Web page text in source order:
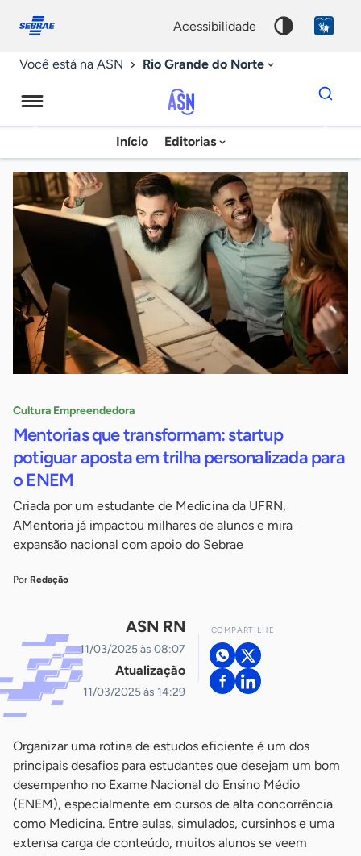
conosco
acessibilidade
Você está na ASN Rio Grande do Norte
Agência
Sebrae
de
Notícias
Início Editorias
Dados
para
chave
Cultura Empreendedora
Mentorias que transformam: startup
potiguar aposta em trilha personalizada para
o ENEM
Criada por um estudante de Medicina da UFRN,
AMentoria já impactou milhares de alunos e mira
expansão nacional com apoio do Sebrae
Por Redação
ASN RN
11/03/2025 às 08:07
Atualização
11/03/2025 às 14:29
COMPARTILHE
Organizar uma rotina de estudos eficiente é um dos
principais desafios para estudantes que desejam um bom
desempenho no Exame Nacional do Ensino Médio
(ENEM), especialmente em cursos de alta concorrência
como Medicina. Entre aulas, simulados, cursinhos e uma
extensa carga de conteúdo, muitos alunos se veem